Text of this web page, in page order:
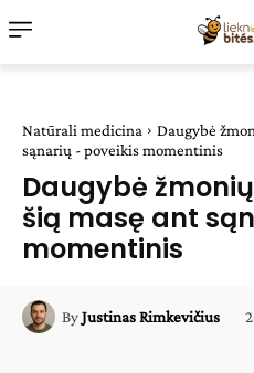
Natūrali medicina
Daugybė
sąnarių - poveikis momentinis
Daugybė
šią masę ant
momentinis
ByJustinas Rimkevičius